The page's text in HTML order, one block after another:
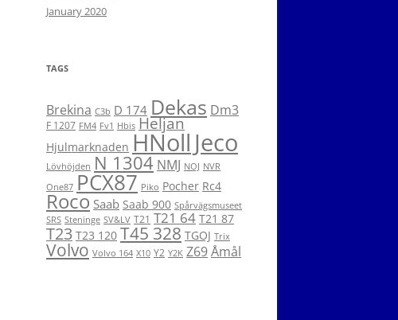
January 2020
TAGS
Brekina C3b D 174 Dekas Dm3
F 1207 FM4 Fv1 Hbis Heljan
Hjulmarknaden HNoll Jeco
Lövhöjden N 1304 NMJ NOJ NVR
One87 PCX87 Piko Pocher Rc4
Roco Saab Saab 900 Spårvägsmuseet
SRS Steninge SV&LV T21 T21 64 T21 87
T23 T23 120 T45 328 TGOJ Trix
Volvo Volvo 164 X10 Y2 Y2K Z69Åmål